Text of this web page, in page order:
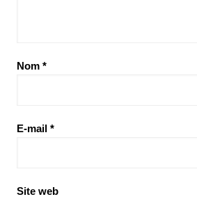
Nom *
E-mail *
Site web